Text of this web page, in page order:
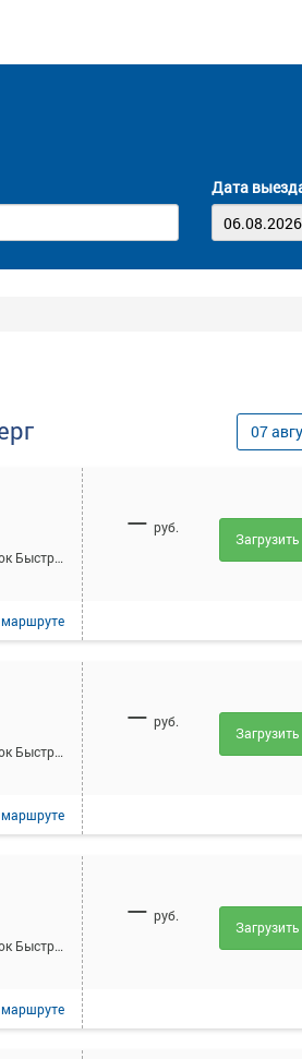
Дата
07
Быстрицкий тубсанаторий п., поселок Быстрицкий тубсанаторий, Россия
— руб.
Быстрицкий тубсанаторий п., поселок Быстрицкий тубсанаторий, Россия
— руб.
Быстрицкий тубсанаторий п., поселок Быстрицкий тубсанаторий, Россия
— руб.